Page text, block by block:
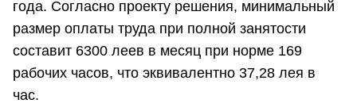
года. Согласно проекту решения, минимальный
размер оплаты труда при полной занятости
составит 6300 леев в месяц при норме 169
рабочих часов, что эквивалентно 37,28 лея в
час.